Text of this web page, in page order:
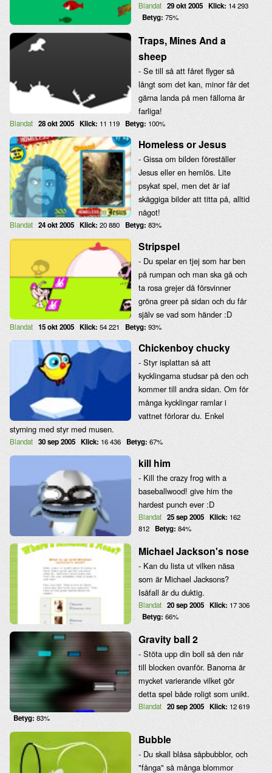
Blandat 29 okt 2005 Klick: 14 293
Betyg: 75%
Traps, Mines And a
sheep
- Se till så att fåret flyger så
långt som det kan, minor får det
gärna landa på men fällorna är
farliga!
Blandat 28 okt 2005 Klick: 11 119 Betyg: 100%
Homeless or Jesus
- Gissa om bilden föreställer
Jesus eller en hemlös. Lite
psykat spel, men det är iaf
skäggiga bilder att titta på, alltid
något!
Blandat 24 okt 2005 Klick: 20 880 Betyg: 83%
Stripspel
- Du spelar en tjej som har ben
på rumpan och man ska gå och
ta rosa grejer då försvinner
gröna greer på sidan och du får
själv se vad som händer :D
Blandat 15 okt 2005 Klick: 54 221 Betyg: 93%
Chickenboy chucky
- Styr isplattan så att
kycklingarna studsar på den och
kommer till andra sidan. Om för
många kycklingar ramlar i
vattnet förlorar du. Enkel
styrning med styr med musen.
Blandat 30 sep 2005 Klick: 16 436 Betyg: 67%
kill him
- Kill the crazy frog with a
baseballwood! give him the
hardest punch ever :D
Blandat 25 sep 2005 Klick: 162
812
Betyg: 84%
Michael Jackson's nose
- Kan du lista ut vilken näsa
som är Michael Jacksons?
Isåfall är du duktig.
Blandat 20 sep 2005 Klick: 17 306
Betyg: 66%
Gravity ball 2
- Stöta upp din boll så den når
till blocken ovanför. Banorna är
mycket varierande vilket gör
detta spel både roligt som unikt.
Blandat 20 sep 2005 Klick: 12 619
Betyg: 83%
Bubble
- Du skall blåsa såpbubblor, och
"fånga" så många blommor